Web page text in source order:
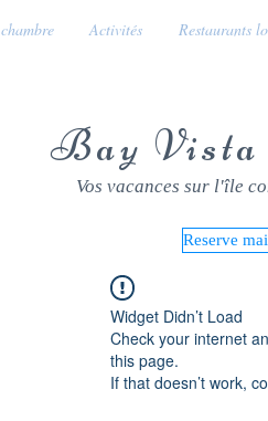
chambre Activités Restaurants
Bay
Vos vacances sur l'île
Reserve
Widget Didn’t Load
Check your internet
this page.
If that doesn’t work,